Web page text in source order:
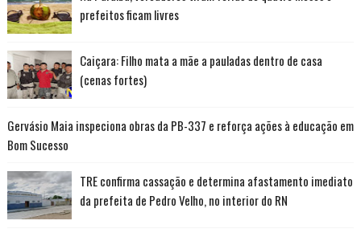
prefeitos ficam livres
Caiçara: Filho mata a mãe a pauladas dentro de casa
(cenas fortes)
Gervásio Maia inspeciona obras da PB-337 e reforça ações à educação em
Bom Sucesso
TRE confirma cassação e determina afastamento imediato
da prefeita de Pedro Velho, no interior do RN